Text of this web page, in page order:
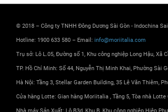
© 2018 – Công ty TNHH Đông Dương Sài Gòn - Indochina
Hotline: 1900 633 580 – Email: info@moriitalia.com
Trụ sở: Lô L.05, Đường số 1, Khu công nghiệp Long Hậu, Xã
TP. Hồ Chí Minh: Số 44, Nguyễn Thị Minh Khai, Phường Sài
Hà Nội: Tầng 3, Stellar Garden Building, 35 Lê Văn Thiêm,
Cửa hàng Lotte: Gian hàng Moriitalia , Tầng 5, Tòa nhà